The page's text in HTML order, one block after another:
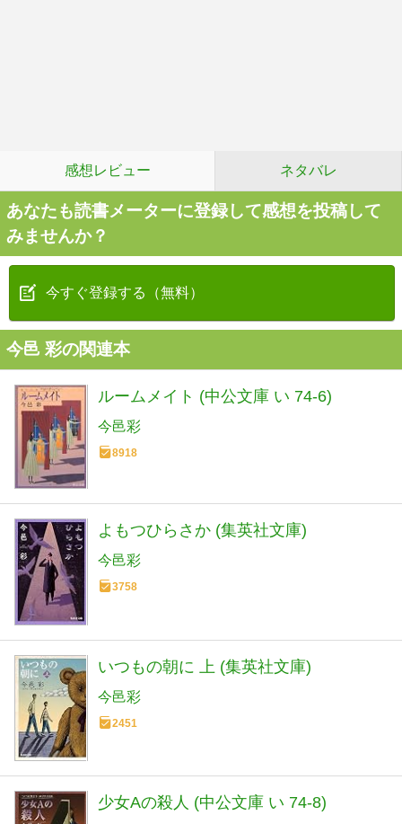
感想レビュー ネタバレ
あなたも読書メーターに登録して感想を投稿して
みませんか？
今すぐ登録する（無料）
今邑 彩の関連本
ルームメイト (中公文庫 い 74-6)
今邑彩
8918
よもつひらさか (集英社文庫)
今邑彩
3758
いつもの朝に 上 (集英社文庫)
今邑彩
2451
少女Aの殺人 (中公文庫 い 74-8)